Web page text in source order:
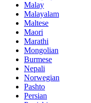
Malay
Malayalam
Maltese
Maori
Marathi
Mongolian
Burmese
Nepali
Norwegian
Pashto
Persian